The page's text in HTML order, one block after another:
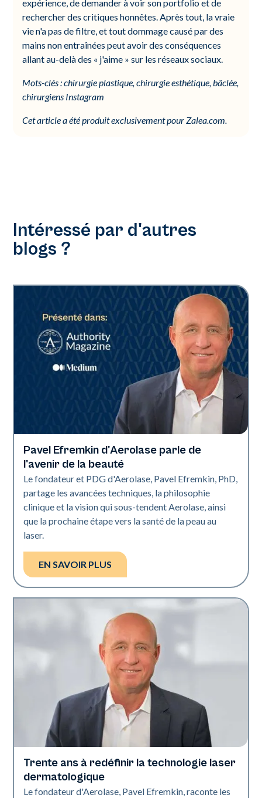
expérience, de demander à voir son portfolio et de
rechercher des critiques honnêtes. Après tout, la vraie
vie n'a pas de filtre, et tout dommage causé par des
mains non entraînées peut avoir des conséquences
allant au-delà des « j'aime » sur les réseaux sociaux.
Mots-clés : chirurgie plastique, chirurgie esthétique, bâclée,
chirurgiens Instagram
Cet article a été produit exclusivement pour Zalea.com.
Intéressé par d'autres
blogs ?
L'industrie
Pavel Efremkin d'Aerolase parle de
l'avenir de la beauté
Le fondateur et PDG d'Aerolase, Pavel Efremkin, PhD,
partage les avancées techniques, la philosophie
clinique et la vision qui sous-tendent Aerolase, ainsi
que la prochaine étape vers la santé de la peau au
laser.
EN SAVOIR PLUS
L'industrie
Trente ans à redéfinir la technologie laser
dermatologique
Le fondateur d'Aerolase, Pavel Efremkin, raconte les